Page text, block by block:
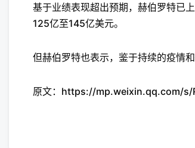
基于业绩表现超出预期，赫伯罗特已
125亿至145亿美元。
但赫伯罗特也表示，鉴于持续的疫情
原文：https://mp.weixin.qq.com/s/